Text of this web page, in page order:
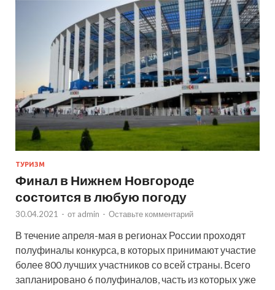
ТУРИЗМ
Финал в Нижнем Новгороде
состоится в любую погоду
30.04.2021 - от admin - Оставьте комментарий
В течение апреля-мая в регионах России проходят
полуфиналы конкурса, в которых принимают участие
более 800 лучших участников со всей страны. Всего
запланировано 6 полуфиналов, часть из которых уже